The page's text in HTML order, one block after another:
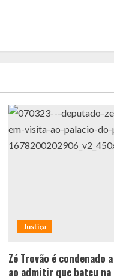
Justiça
Zé Trovão é condenado
ao admitir que bateu